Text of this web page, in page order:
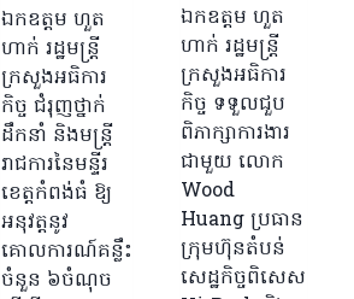
ឯកឧត្តម ហួត
ហាក់ រដ្ឋមន្ត្រី
ក្រសួងអធិការ
កិច្ច ជំរុញថ្នាក់
ដឹកនាំ និងមន្ត្រី
រាជការនៃមន្ទីរ
ខេត្តកំពង់ធំ ឱ្យ
អនុវត្តនូវ
គោលការណ៍គន្លឹះ
ចំនួន ៦ចំណុច
ឯកឧត្តម ហួត
ហាក់ រដ្ឋមន្ត្រី
ក្រសួងអធិការ
កិច្ច ទទួលជួប
ពិភាក្សាការងារ
ជាមួយ លោក
Wood
Huang ប្រធាន
ក្រុមហ៊ុនតំបន់
សេដ្ឋកិច្ចពិសេស